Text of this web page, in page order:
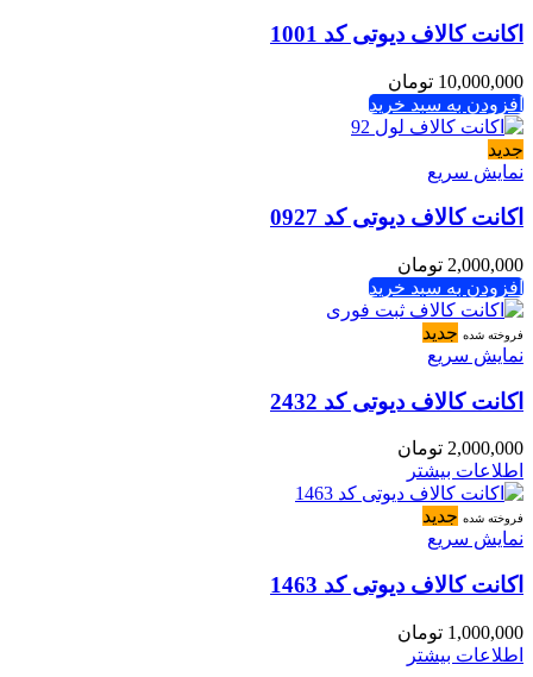
اکانت کالاف دیوتی کد 1001
10,000,000 تومان
افزودن به سبد خرید
جدید
نمایش سریع
اکانت کالاف دیوتی کد 0927
2,000,000 تومان
افزودن به سبد خرید
فروخته شده جدید
نمایش سریع
اکانت کالاف دیوتی کد 2432
2,000,000 تومان
اطلاعات بیشتر
فروخته شده جدید
نمایش سریع
اکانت کالاف دیوتی کد 1463
1,000,000 تومان
اطلاعات بیشتر